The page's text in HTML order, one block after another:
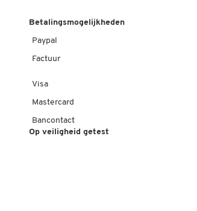
Betalingsmogelijkheden
Paypal
Factuur
Visa
Mastercard
Bancontact
Op veiligheid getest